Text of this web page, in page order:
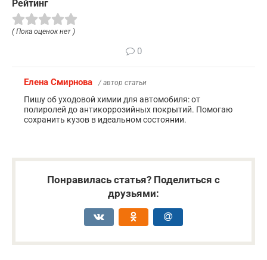
Рейтинг
( Пока оценок нет )
0
Елена Смирнова / автор статьи
Пишу об уходовой химии для автомобиля: от
полиролей до антикоррозийных покрытий. Помогаю
сохранить кузов в идеальном состоянии.
Понравилась статья? Поделиться с
друзьями: